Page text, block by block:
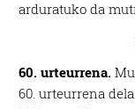
arduratuko da
60. urteurrena.
60. urteurrena